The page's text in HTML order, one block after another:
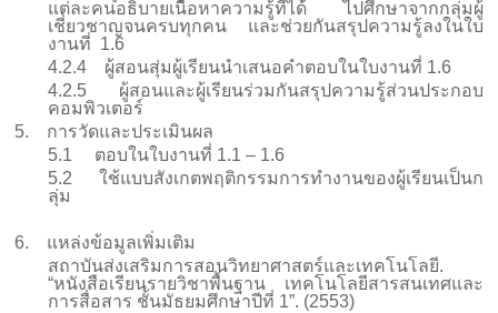
แต่ละคนอธิบายเนื้อหาความรู้ที่ได้ ไปศึกษาจากกลุ่มผู้
เชี่ยวชาญจนครบทุกคน และช่วยกันสรุปความรู้ลงในใบ
งานที่ 1.6
4.2.4 ผู้สอนสุ่มผู้เรียนนำเสนอคำตอบในใบงานที่ 1.6
4.2.5 ผู้สอนและผู้เรียนร่วมกันสรุปความรู้ส่วนประกอบ
คอมพิวเตอร์
5. การวัดและประเมินผล
5.1 ตอบในใบงานที่ 1.1 – 1.6
5.2 ใช้แบบสังเกตพฤติกรรมการทำงานของผู้เรียนเป็นก
ลุ่ม
6. แหล่งข้อมูลเพิ่มเติม
สถาบันส่งเสริมการสอนวิทยาศาสตร์และเทคโนโลยี.
“หนังสือเรียนรายวิชาพื้นฐาน เทคโนโลยีสารสนเทศและ
การสื่อสาร ชั้นมัธยมศึกษาปีที่ 1”. (2553)